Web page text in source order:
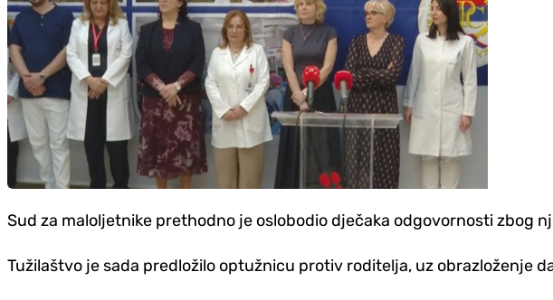
Sud za maloljetnike prethodno je oslobodio dječaka odgovornosti zbog
Tužilaštvo je sada predložilo optužnicu protiv roditelja, uz obrazloženje